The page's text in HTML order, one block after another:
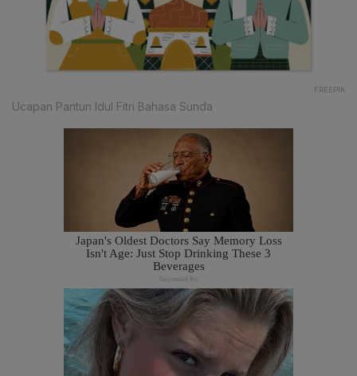
FREEPIK
Ucapan Pantun Idul Fitri Bahasa Sunda